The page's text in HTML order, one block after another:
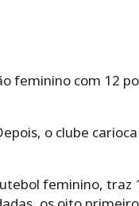
feminino com 12
o clube
feminino, traz